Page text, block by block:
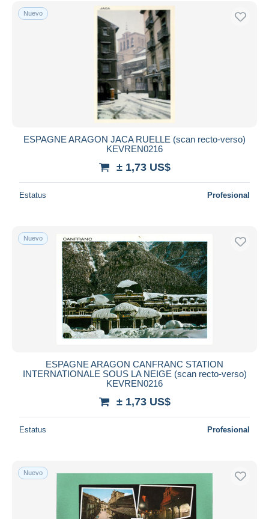
Sólo con descuento
Envío gratis
Transferencia bancaria
Mastercard
Bancontact
iDeal
Residencia del vendedor
Aplicar
Nuevo
ESPAGNE ARAGON JACA RUELLE (scan recto-verso)
KEVREN0216
± 1,73 US$
Estatus Profesional
Nuevo
ESPAGNE ARAGON CANFRANC STATION
INTERNATIONALE SOUS LA NEIGE (scan recto-verso)
KEVREN0216
± 1,73 US$
Estatus Profesional
Nuevo